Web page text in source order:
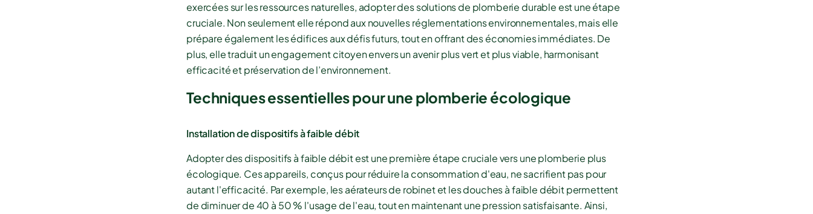
exercées sur les ressources naturelles, adopter des solutions de plomberie durable est une étape
cruciale. Non seulement elle répond aux nouvelles réglementations environnementales, mais elle
prépare également les édifices aux défis futurs, tout en offrant des économies immédiates. De
plus, elle traduit un engagement citoyen envers un avenir plus vert et plus viable, harmonisant
efficacité et préservation de l’environnement.
Techniques essentielles pour une plomberie écologique
Installation de dispositifs à faible débit
Adopter des dispositifs à faible débit est une première étape cruciale vers une plomberie plus
écologique. Ces appareils, conçus pour réduire la consommation d'eau, ne sacrifient pas pour
autant l'efficacité. Par exemple, les aérateurs de robinet et les douches à faible débit permettent
de diminuer de 40 à 50 % l'usage de l'eau, tout en maintenant une pression satisfaisante. Ainsi,